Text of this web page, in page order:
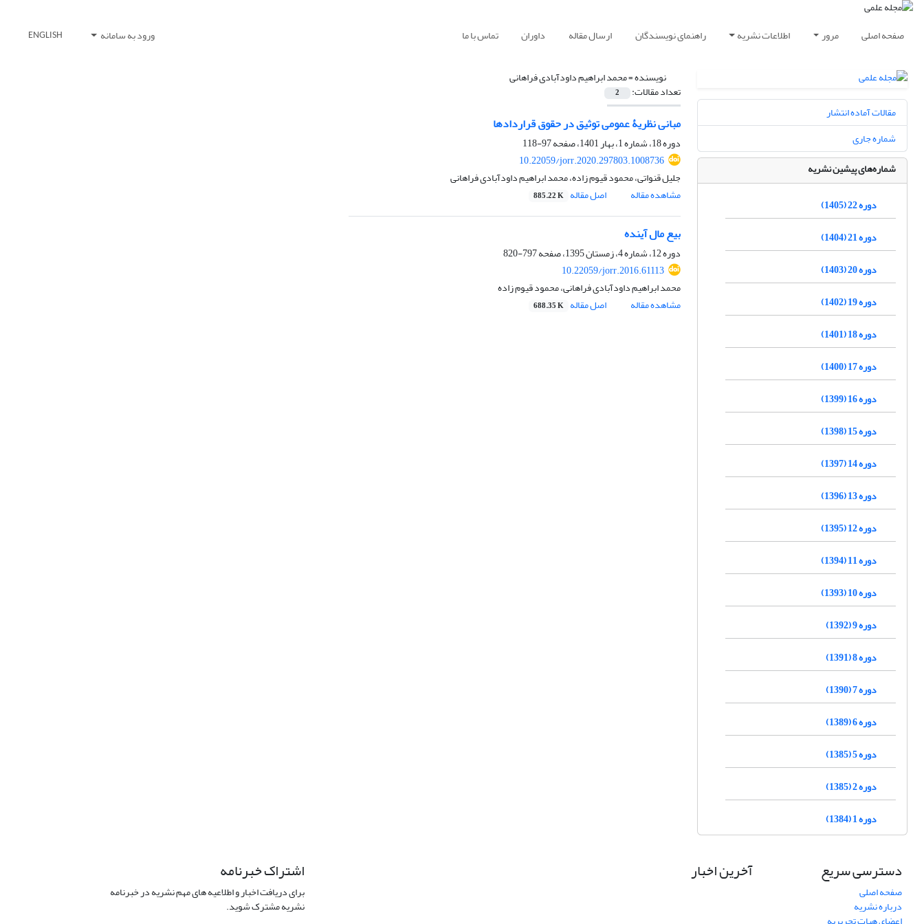
صفحه اصلی مرور اطلاعات نشریه راهنمای نویسندگان ارسال مقاله داوران تماس با ما ورود به سامانه ENGLISH
نویسنده =محمد ابراهیم داودآبادی فراهانی
تعداد مقالات: 2
مبانی نظریۀ عمومی توثیق در حقوق قراردادها
دوره 18، شماره 1، بهار 1401، صفحه
97-118
10.22059/jorr.2020.297803.1008736
جلیل قنواتی، محمود قیوم زاده، محمد ابراهیم داودآبادی فراهانی
مشاهده مقاله
اصل مقاله 885.22 K
بیع مال آینده
دوره 12، شماره 4، زمستان 1395، صفحه
797-820
10.22059/jorr.2016.61113
محمد ابراهیم داودآبادی فراهانی، محمود قیوم زاده
مشاهده مقاله
اصل مقاله 688.35 K
مقالات آماده انتشار
شماره جاری
شماره‌های پیشین نشریه
دوره 22 (1405)
دوره 21 (1404)
دوره 20 (1403)
دوره 19 (1402)
دوره 18 (1401)
دوره 17 (1400)
دوره 16 (1399)
دوره 15 (1398)
دوره 14 (1397)
دوره 13 (1396)
دوره 12 (1395)
دوره 11 (1394)
دوره 10 (1393)
دوره 9 (1392)
دوره 8 (1391)
دوره 7 (1390)
دوره 6 (1389)
دوره 5 (1385)
دوره 2 (1385)
دوره 1 (1384)
دسترسی سریع
صفحه اصلی
درباره نشریه
آخرین اخبار اشتراک خبرنامه
برای دریافت اخبار و اطلاعیه های مهم نشریه در خبرنامه
نشریه مشترک شوید.